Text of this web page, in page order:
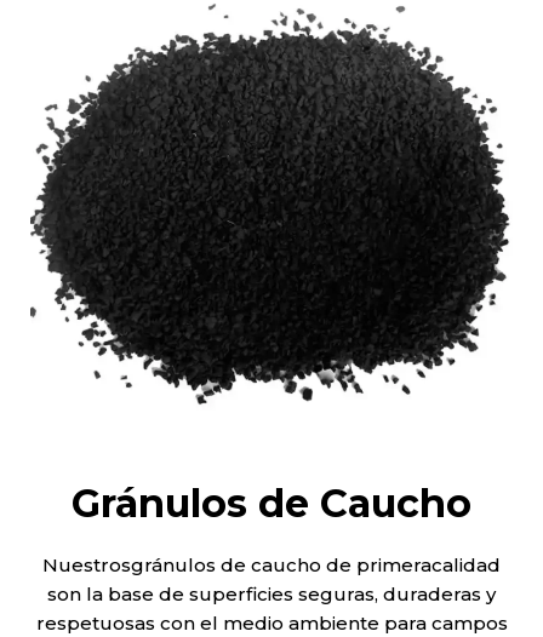
Gránulos de Caucho
Nuestrosgránulos de caucho de primeracalidad
son la base de superficies seguras, duraderas y
respetuosas con el medio ambiente para campos